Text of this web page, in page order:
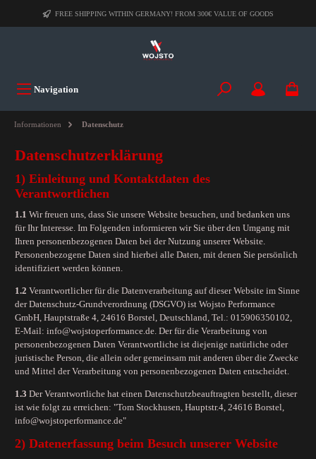
FREE SHIPPING WITHIN GERMANY! FROM 300€ VALUE OF GOODS
Navigation
Informationen Datenschutz
Datenschutzerklärung
1) Einleitung und Kontaktdaten des
Verantwortlichen
1.1 Wir freuen uns, dass Sie unsere Website besuchen, und bedanken uns
für Ihr Interesse. Im Folgenden informieren wir Sie über den Umgang mit
Ihren personenbezogenen Daten bei der Nutzung unserer Website.
Personenbezogene Daten sind hierbei alle Daten, mit denen Sie persönlich
identifiziert werden können.
1.2 Verantwortlicher für die Datenverarbeitung auf dieser Website im Sinne
der Datenschutz-Grundverordnung (DSGVO) ist Wojsto Performance
GmbH, Hauptstraße 4, 24616 Borstel, Deutschland, Tel.: 015906350102,
E-Mail: info@wojstoperformance.de. Der für die Verarbeitung von
personenbezogenen Daten Verantwortliche ist diejenige natürliche oder
juristische Person, die allein oder gemeinsam mit anderen über die Zwecke
und Mittel der Verarbeitung von personenbezogenen Daten entscheidet.
1.3 Der Verantwortliche hat einen Datenschutzbeauftragten bestellt, dieser
ist wie folgt zu erreichen: "Tom Stockhusen, Hauptstr.4, 24616 Borstel,
info@wojstoperformance.de"
2) Datenerfassung beim Besuch unserer Website